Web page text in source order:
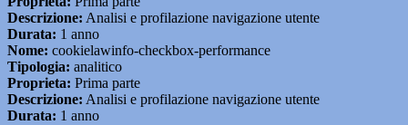
Descrizione: Analisi e profilazione navigazione utente
Durata: 1 anno
Nome: cookielawinfo-checkbox-performance
Tipologia: analitico
Proprieta: Prima parte
Descrizione: Analisi e profilazione navigazione utente
Durata: 1 anno